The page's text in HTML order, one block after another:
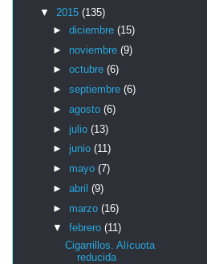
▼ 2015 (135)
► diciembre (15)
► noviembre (9)
► octubre (6)
► septiembre (6)
► agosto (6)
► julio (13)
► junio (11)
► mayo (7)
► abril (9)
► marzo (16)
▼ febrero (11)
Cigarrillos. Alícuota
reducida